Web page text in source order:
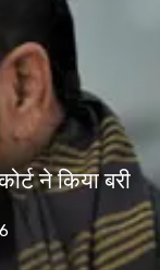
ने किया बरी